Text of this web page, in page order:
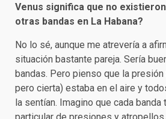
Venus significa que no
otras bandas en La Habana?
No lo sé, aunque me atrevería a
situación bastante pareja. Sería
bandas. Pero pienso que la
pero cierta) estaba en el aire y
la sentían. Imagino que cada
particular de presiones y